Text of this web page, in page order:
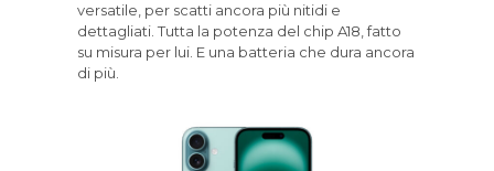
versatile, per scatti ancora più nitidi e
dettagliati. Tutta la potenza del chip A18, fatto
su misura per lui. E una batteria che dura ancora
di più.